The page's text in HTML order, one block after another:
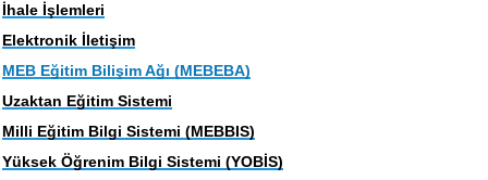
İhale İşlemleri
Elektronik İletişim
MEB Eğitim Bilişim Ağı (MEBEBA)
Uzaktan Eğitim Sistemi
Milli Eğitim Bilgi Sistemi (MEBBIS)
Yüksek Öğrenim Bilgi Sistemi (YOBİS)